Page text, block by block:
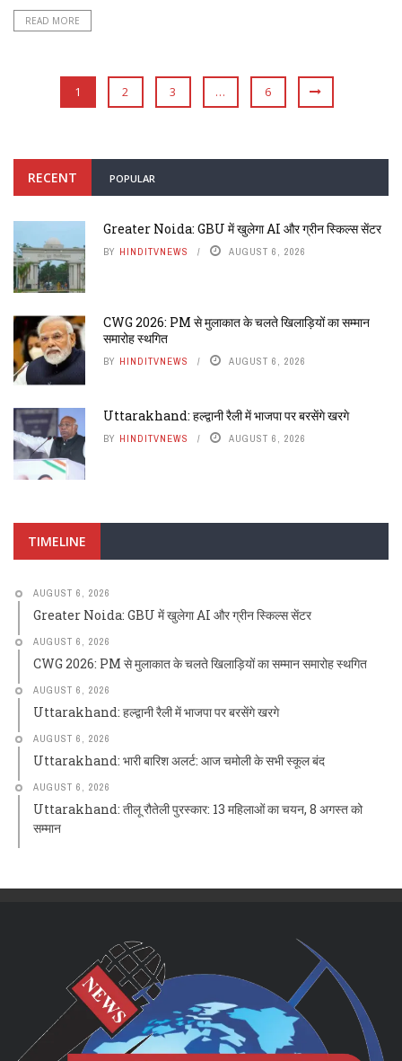
READ MORE
1 2 3 … 6
RECENT POPULAR
Greater Noida: GBU में खुलेगा AI और ग्रीन स्किल्स सेंटर
BY HINDITVNEWS AUGUST 6, 2026
CWG 2026: PM से मुलाकात के चलते खिलाड़ियों का सम्मान
समारोह स्थगित
BY HINDITVNEWS AUGUST 6, 2026
Uttarakhand: हल्द्वानी रैली में भाजपा पर बरसेंगे खरगे
BY HINDITVNEWS AUGUST 6, 2026
TIMELINE
AUGUST 6, 2026
Greater Noida: GBU में खुलेगा AI और ग्रीन स्किल्स सेंटर
AUGUST 6, 2026
CWG 2026: PM से मुलाकात के चलते खिलाड़ियों का सम्मान समारोह स्थगित
AUGUST 6, 2026
Uttarakhand: हल्द्वानी रैली में भाजपा पर बरसेंगे खरगे
AUGUST 6, 2026
Uttarakhand: भारी बारिश अलर्ट: आज चमोली के सभी स्कूल बंद
AUGUST 6, 2026
Uttarakhand: तीलू रौतेली पुरस्कार: 13 महिलाओं का चयन, 8 अगस्त को
सम्मान